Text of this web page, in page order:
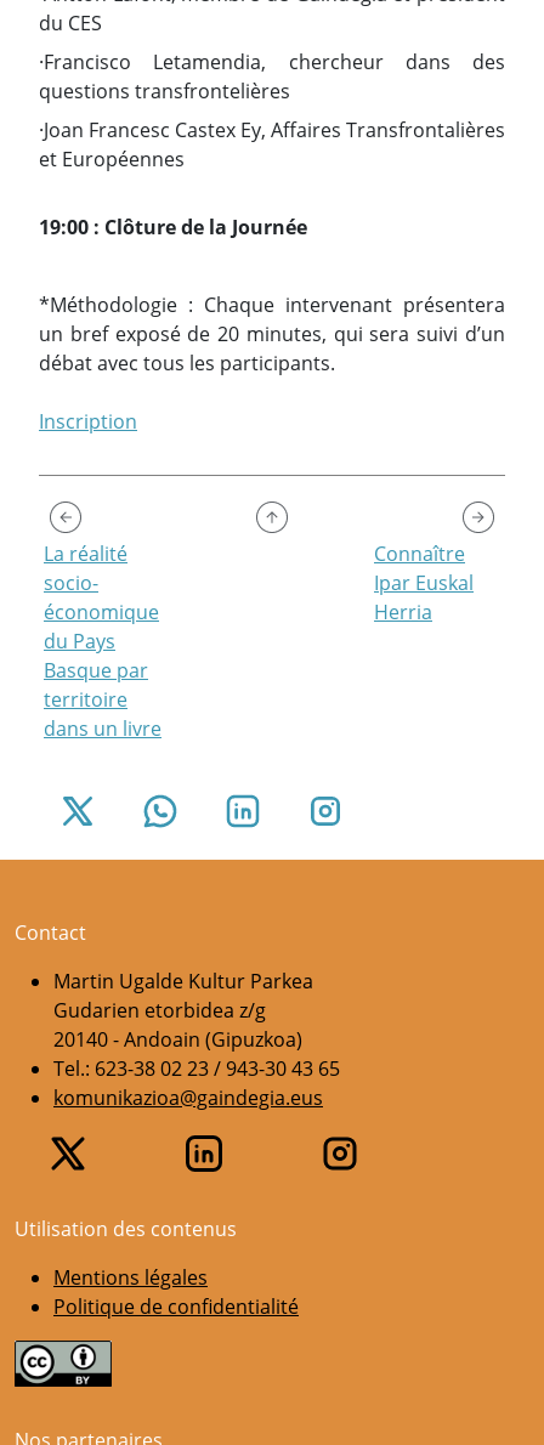
du CES
·Francisco Letamendia, chercheur dans des
questions transfrontelières
·Joan Francesc Castex Ey, Affaires Transfrontalières
et Européennes
19:00 : Clôture de la Journée
*Méthodologie : Chaque intervenant présentera
un bref exposé de 20 minutes, qui sera suivi d’un
débat avec tous les participants.
Inscription
La réalité
socio-
économique
du Pays
Basque par
territoire
dans un livre
Connaître
Ipar Euskal
Herria
Contact
Martin Ugalde Kultur Parkea
Gudarien etorbidea z/g
20140 - Andoain (Gipuzkoa)
Tel.: 623-38 02 23 / 943-30 43 65
komunikazioa@gaindegia.eus
Utilisation des contenus
Mentions légales
Politique de confidentialité
Nos partenaires